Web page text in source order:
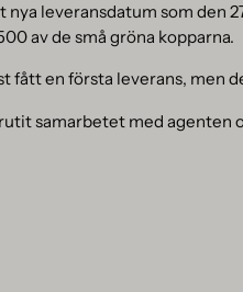
nya leveransdatum som den
av de små gröna kopparna.
fått en första leverans, men
samarbetet med